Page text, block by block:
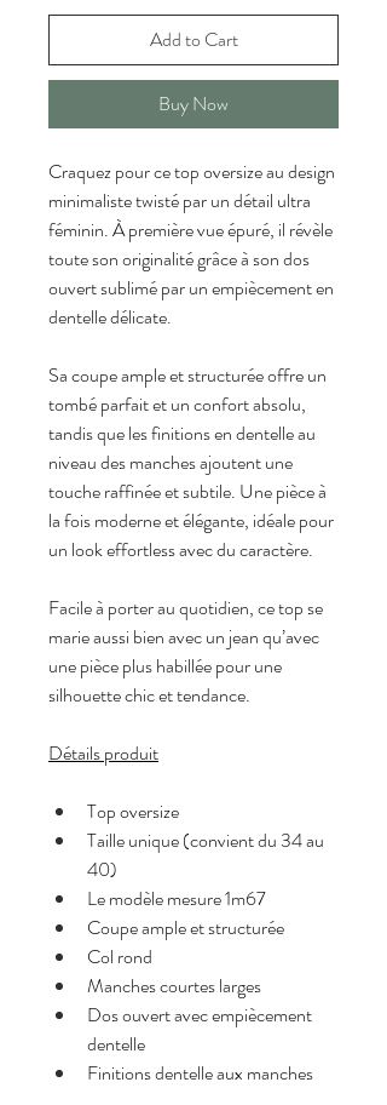
Add to Cart
Buy Now
Craquez pour ce top oversize au design
minimaliste twisté par un détail ultra
féminin. À première vue épuré, il révèle
toute son originalité grâce à son dos
ouvert sublimé par un empiècement en
dentelle délicate.
Sa coupe ample et structurée offre un
tombé parfait et un confort absolu,
tandis que les finitions en dentelle au
niveau des manches ajoutent une
touche raffinée et subtile. Une pièce à
la fois moderne et élégante, idéale pour
un look effortless avec du caractère.
Facile à porter au quotidien, ce top se
marie aussi bien avec un jean qu’avec
une pièce plus habillée pour une
silhouette chic et tendance.
Détails produit
Top oversize
Taille unique (convient du 34 au
40)
Le modèle mesure 1m67
Coupe ample et structurée
Col rond
Manches courtes larges
Dos ouvert avec empiècement
dentelle
Finitions dentelle aux manches